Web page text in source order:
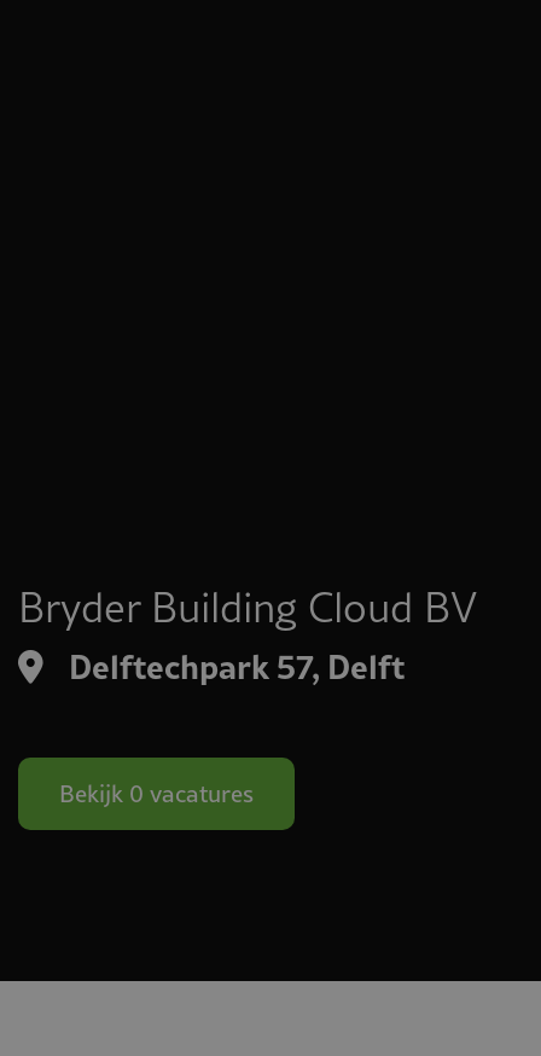
Bryder Building Cloud BV
Delftechpark 57, Delft
Bekijk 0 vacatures